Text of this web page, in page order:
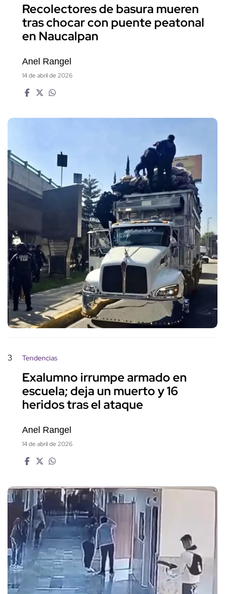
Recolectores de basura mueren
tras chocar con puente peatonal
en Naucalpan
Anel Rangel
14 de abril de 2026
3 Tendencias
Exalumno irrumpe armado en
escuela; deja un muerto y 16
heridos tras el ataque
Anel Rangel
14 de abril de 2026